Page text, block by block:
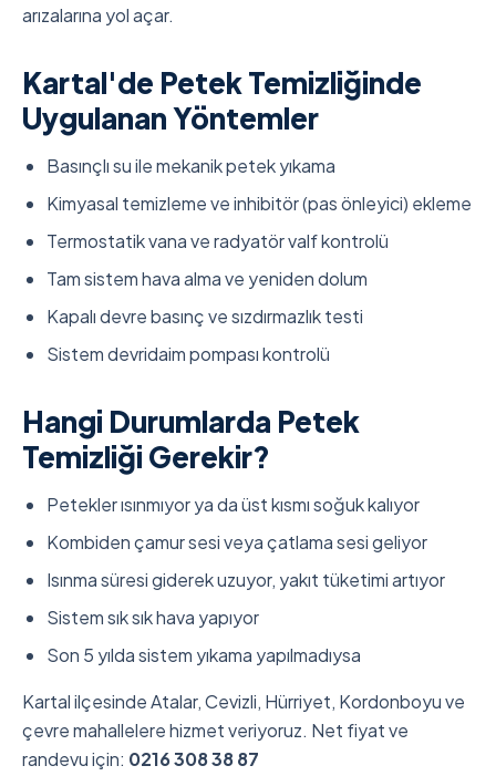
arızalarına yol açar.
Kartal'de Petek Temizliğinde
Uygulanan Yöntemler
Basınçlı su ile mekanik petek yıkama
Kimyasal temizleme ve inhibitör (pas önleyici) ekleme
Termostatik vana ve radyatör valf kontrolü
Tam sistem hava alma ve yeniden dolum
Kapalı devre basınç ve sızdırmazlık testi
Sistem devridaim pompası kontrolü
Hangi Durumlarda Petek
Temizliği Gerekir?
Petekler ısınmıyor ya da üst kısmı soğuk kalıyor
Kombiden çamur sesi veya çatlama sesi geliyor
Isınma süresi giderek uzuyor, yakıt tüketimi artıyor
Sistem sık sık hava yapıyor
Son 5 yılda sistem yıkama yapılmadıysa
Kartal ilçesinde Atalar, Cevizli, Hürriyet, Kordonboyu ve
çevre mahallelere hizmet veriyoruz. Net fiyat ve
randevu için: 0216 308 38 87